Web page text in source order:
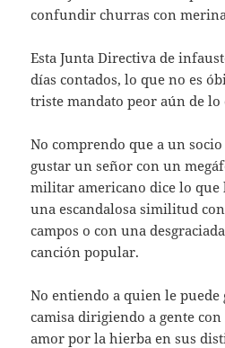
confundir churras con
Esta Junta Directiva de
días contados, lo que no es
triste mandato peor aún de lo
No comprendo que a un
gustar un señor con un
militar americano dice lo que
una escandalosa similitud
campos o con una
canción popular.
No entiendo a quien le
camisa dirigiendo a gente
amor por la hierba en sus